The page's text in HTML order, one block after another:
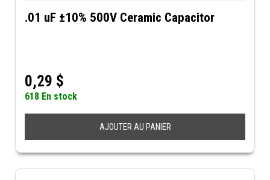
.01 uF ±10% 500V Ceramic Capacitor
0,29 $
618 En stock
AJOUTER AU PANIER